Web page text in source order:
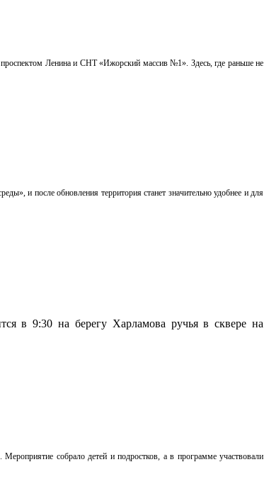
Ленина и СНТ «Ижорский массив №1». Здесь, где раньше не
и после обновления территория станет значительно удобнее и для
в 9:30 на берегу Харламова ручья в сквере на
собрало детей и подростков, а в программе участвовали